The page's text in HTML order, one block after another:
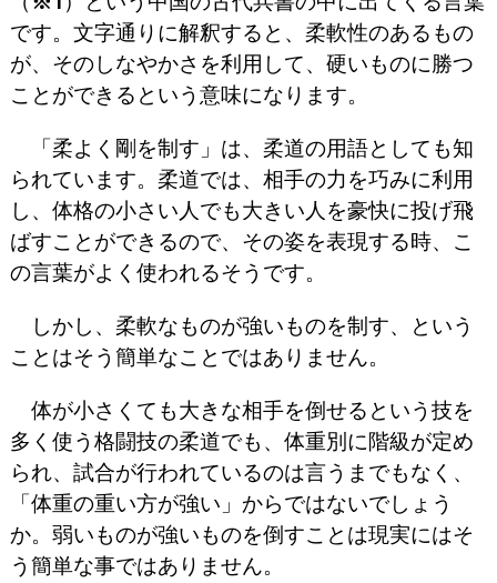
です。文字通りに解釈すると、柔軟性のあるもの
が、そのしなやかさを利用して、硬いものに勝つ
ことができるという意味になります。
「柔よく剛を制す」は、柔道の用語としても知
られています。柔道では、相手の力を巧みに利用
し、体格の小さい人でも大きい人を豪快に投げ飛
ばすことができるので、その姿を表現する時、こ
の言葉がよく使われるそうです。
しかし、柔軟なものが強いものを制す、という
ことはそう簡単なことではありません。
体が小さくても大きな相手を倒せるという技を
多く使う格闘技の柔道でも、体重別に階級が定め
られ、試合が行われているのは言うまでもなく、
「体重の重い方が強い」からではないでしょう
か。弱いものが強いものを倒すことは現実にはそ
う簡単な事ではありません。